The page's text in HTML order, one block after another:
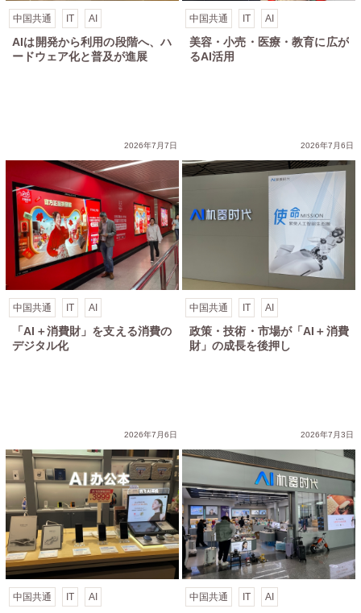
中国共通 IT AI
AIは開発から利用の段階へ、ハ
ードウェア化と普及が進展
中国共通 IT AI
美容・小売・医療・教育に広が
るAI活用
2026年7月7日
中国共通 IT AI
「AI＋消費財」を支える消費の
デジタル化
2026年7月6日
中国共通 IT AI
政策・技術・市場が「AI＋消費
財」の成長を後押し
2026年7月6日
中国共通 IT AI
2026年7月3日
中国共通 IT AI